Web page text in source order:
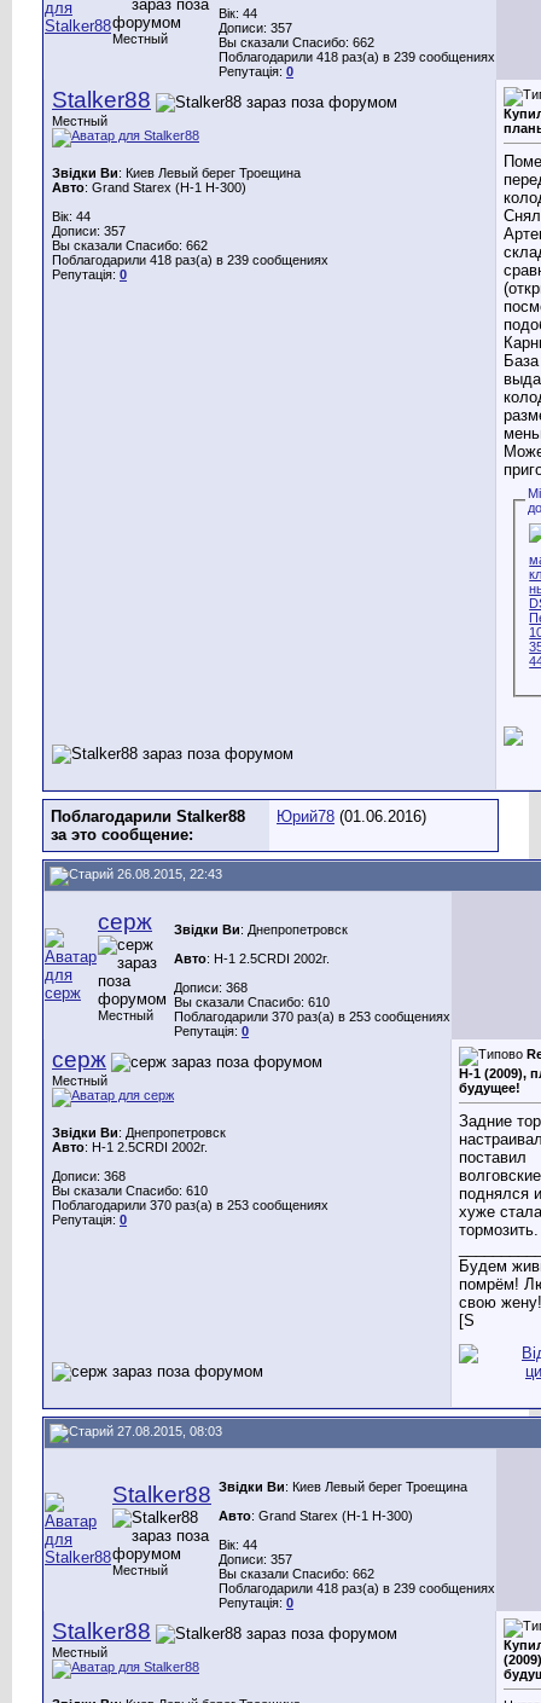
Местный
Вік: 44
Дописи: 357
Вы сказали Спасибо: 662
Поблагодарили 418 раз(а) в 239 сообщениях
Репутація: 0
Stalker88
Местный
Звідки Ви: Киев Левый берег Троещина
Авто: Grand Starex (H-1 H-300)
Вік: 44
Дописи: 357
Вы сказали Спасибо: 662
Поблагодарили 418 раз(а) в 239 сообщениях
Репутація: 0
Поблагодарили Stalker88
за это сообщение:
Юрий78 (01.06.2016)
26.08.2015, 22:43
серж
Местный
Звідки Ви: Днепропетровск
Авто: H-1 2.5CRDI 2002г.
Дописи: 368
Вы сказали Спасибо: 610
Поблагодарили 370 раз(а) в 253 сообщениях
Репутація: 0
серж
Местный
Звідки Ви: Днепропетровск
Авто: H-1 2.5CRDI 2002г.
Дописи: 368
Вы сказали Спасибо: 610
Поблагодарили 370 раз(а) в 253 сообщениях
Репутація: 0
H-1 (2009),
будущее!
Задние
поставил
поднялся
хуже стала
тормозить.
Будем
помрём!
свою
[S
27.08.2015, 08:03
Stalker88
Местный
Звідки Ви: Киев Левый берег Троещина
Авто: Grand Starex (H-1 H-300)
Вік: 44
Дописи: 357
Вы сказали Спасибо: 662
Поблагодарили 418 раз(а) в 239 сообщениях
Репутація: 0
Stalker88
Местный